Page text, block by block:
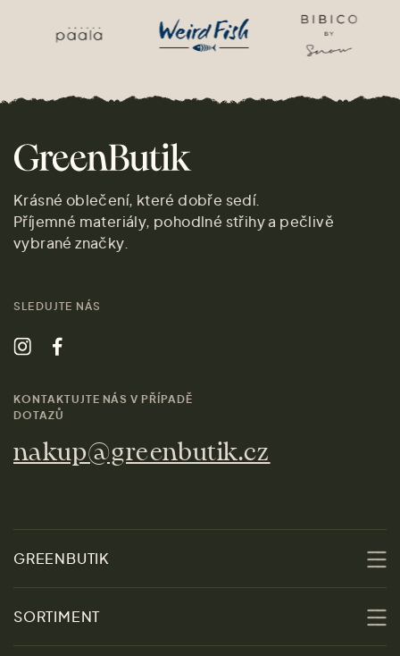
Krásné oblečení, které dobře sedí.
Příjemné materiály, pohodlné střihy a pečlivě
vybrané značky.
SLEDUJTE NÁS
KONTAKTUJTE NÁS V PŘÍPADĚ
DOTAZŮ
nakup@greenbutik.cz
GREENBUTIK
Udržitelnost
SORTIMENT